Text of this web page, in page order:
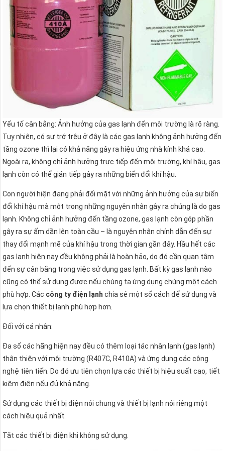
Yếu tố cân bằng: Ảnh hưởng của gas lạnh đến môi trường là rõ ràng.
Tuy nhiên, có sự trớ trêu ở đây là các gas lạnh không ảnh hưởng đến
tầng ozone thì lại có khả năng gây ra hiệu ứng nhà kính khá cao.
Ngoài ra, không chỉ ảnh hưởng trực tiếp đến môi trường, khí hậu, gas
lạnh còn có thể gián tiếp gây ra những biến đổi khí hậu.
Con người hiện đang phải đối mặt với những ảnh hưởng của sự biến
đổi khí hậu mà một trong những nguyên nhân gây ra chúng là do gas
lạnh. Không chỉ ảnh hưởng đến tầng ozone, gas lạnh còn góp phần
gây ra sự ấm dần lên toàn cầu – là nguyên nhân chính dẫn đến sự
thay đổi mạnh mẽ của khí hậu trong thời gian gần đây. Hầu hết các
gas lạnh hiện nay đều không phải là hoàn hảo, do đó cần quan tâm
đến sự cân bằng trong việc sử dụng gas lạnh. Bất kỳ gas lạnh nào
cũng có thể sử dụng được nếu chúng ta ứng dụng chúng một cách
phù hợp. Các công ty điện lạnh chia sẻ một số cách để sử dụng và
lựa chọn thiết bị lạnh phù hợp hơn.
Đối với cá nhân:
Đa số các hãng hiện nay đều có thêm loại tác nhân lạnh (gas lạnh)
thân thiện với môi trường (R407C, R410A) và ứng dụng các công
nghệ tiên tiến. Do đó ưu tiên chọn lựa các thiết bị hiệu suất cao, tiết
kiệm điện nếu đủ khả năng.
Sử dụng các thiết bị điện nói chung và thiết bị lạnh nói riêng một
cách hiệu quả nhất.
Tắt các thiết bị điện khi không sử dụng.